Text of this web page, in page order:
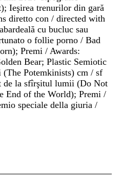
Ieşirea trenurilor din gară
diretto con / directed with
cu bucluc sau
o follie porno / Bad
Premi / Awards:
Bear; Plastic Semiotic
Potemkinists) cm / sf
de la sfîrşitul lumii (Do Not
End of the World); Premi /
speciale della giuria /